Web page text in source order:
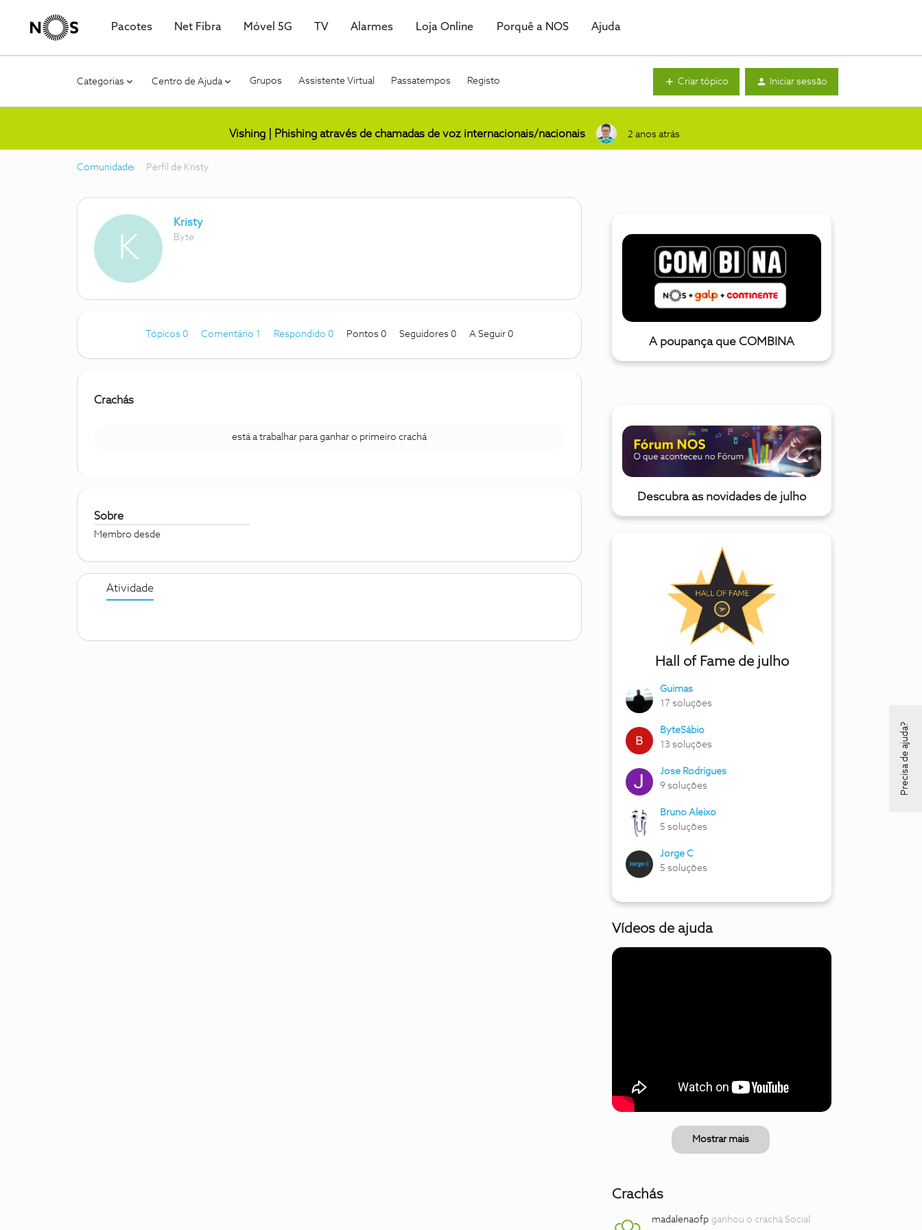
Pacotes Net Fibra Móvel 5G TV Alarmes Loja Online Porquê a NOS Ajuda
Categorias Centro de Ajuda Grupos Assistente Virtual Passatempos Registo Criar tópico Iniciar sessão
Vishing | Phishing através de chamadas de voz internacionais/nacionais 2 anos atrás
Comunidade Perfil de Kristy
K
Kristy
Byte
Tópicos 0 Comentário 1 Respondido 0 Pontos 0 Seguidores 0 A Seguir 0
Crachás
está a trabalhar para ganhar o primeiro crachá
Sobre
Membro desde
Atividade
A poupança que COMBINA
Descubra as novidades de julho
Hall of Fame de julho
Guimas
17 soluções
ByteSábio
13 soluções
Jose Rodrigues
9 soluções
Bruno Aleixo
5 soluções
Jorge C
5 soluções
Vídeos de ajuda
Mostrar mais
Crachás
madalenaofp ganhou o crachá Social
Precisa de ajuda?